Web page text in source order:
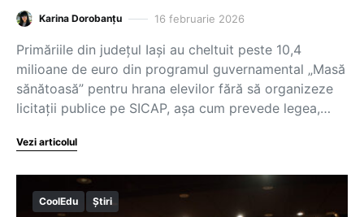
Karina Dorobanțu 16 februarie 2026
Primăriile din județul Iași au cheltuit peste 10,4
milioane de euro din programul guvernamental „Masă
sănătoasă” pentru hrana elevilor fără să organizeze
licitații publice pe SICAP, așa cum prevede legea,…
Vezi articolul
CoolEdu Știri